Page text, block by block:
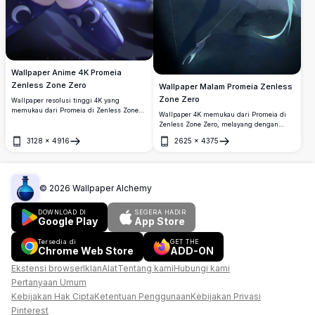
Wallpaper Anime 4K Promeia
Zenless Zone Zero
Wallpaper resolusi tinggi 4K yang
memukau dari Promeia di Zenless Zone
energi kosmik gelap yang dinamis,
3128 × 4916
Buka
Wallpaper Malam Promeia Zenless
Zone Zero
Wallpaper 4K memukau dari Promeia di
Zenless Zone Zero, melayang dengan
anggun di bawah langit bermandikan
cahaya bulan. Menampilkan estetika
2625 × 4375
Buka
© 2026 Wallpaper Alchemy
DOWNLOAD DI
Google Play
SEGERA HADIR
App Store
Tersedia di
Chrome Web Store
GET THE
ADD-ON
Ekstensi browserIklanAlatTentang kamiHubungi kami
Pertanyaan Umum
Kebijakan Hak CiptaKetentuan PenggunaanKebijakan Privasi
Pinterest